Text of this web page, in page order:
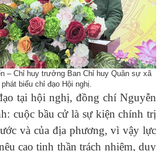
– Chỉ huy trưởng Ban Chỉ huy Quân sự xã
phát biểu chỉ đạo Hội nghị.
tại hội nghị, đồng chí Nguyễn
cuộc bầu cử là sự kiện chính trị
và của địa phương, vì vậy lực
cao tinh thần trách nhiệm, duy